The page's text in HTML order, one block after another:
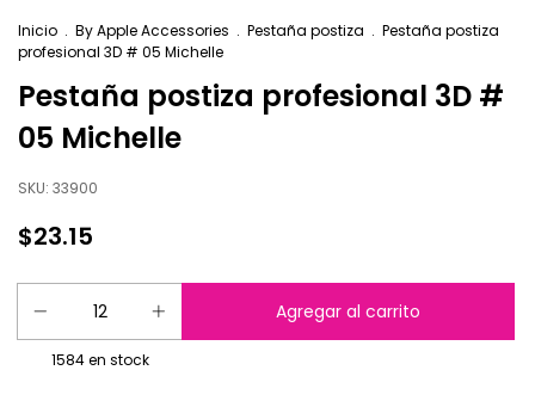
Inicio . By Apple Accessories . Pestaña postiza . Pestaña postiza
profesional 3D # 05 Michelle
Pestaña postiza profesional 3D #
05 Michelle
SKU: 33900
$23.15
1584en stock